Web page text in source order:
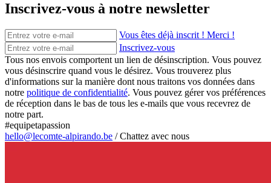
Inscrivez-vous à notre newsletter
Vous êtes déjà inscrit ! Merci !
Inscrivez-vous
Tous nos envois comportent un lien de désinscription. Vous pouvez
vous désinscrire quand vous le désirez. Vous trouverez plus
d'informations sur la manière dont nous traitons vos données dans
notre politique de confidentialité. Vous pouvez gérer vos préférences
de réception dans le bas de tous les e-mails que vous recevrez de
notre part.
#equipetapassion
hello@lecomte-alpirando.be /Chattez avec nous